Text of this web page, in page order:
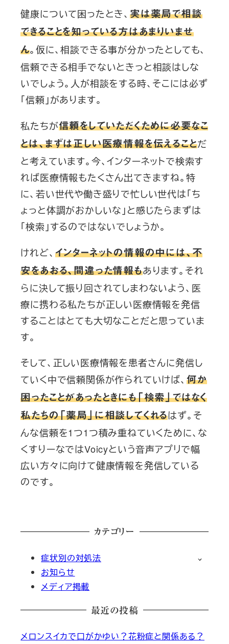
健康について困ったとき、 実は薬局で相談
できることを知っている方はあまりいませ
ん。仮に、相談できる事が分かったとしても、
信頼できる相手でないときっと相談はしな
いでしょう。人が相談をする時、そこには必ず
「信頼」があります。
私たちが信頼をしていただくために必要なこ
とは、まずは正しい医療情報を伝えることだ
と考えています。今、インターネットで検索す
れば医療情報もたくさん出てきますね。特
に、若い世代や働き盛りで忙しい世代は「ち
ょっと体調がおかしいな」と感じたらまずは
「検索」するのではないでしょうか。
けれど、 インターネットの情報の中には、不
安をあおる、間違った情報もあります。それ
らに決して振り回されてしまわないよう、医
療に携わる私たちが正しい医療情報を発信
することはとても大切なことだと思っていま
す。
そして、正しい医療情報を患者さんに発信し
ていく中で信頼関係が作られていけば、 何か
困ったことがあったときにも「検索」ではなく
私たちの「薬局」に相談してくれるはず。そ
んな信頼を1つ1つ積み重ねていくために、な
くすりーなではVoicyという音声アプリで幅
広い方々に向けて健康情報を発信している
のです。
カテゴリー
症状別の対処法
お知らせ
メディア掲載
最近の投稿
メロンスイカで口がかゆい？花粉症と関係ある？